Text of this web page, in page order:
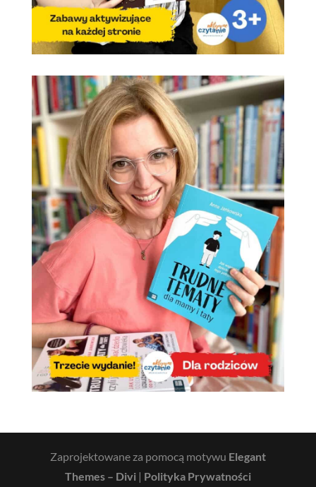
Zaprojektowane za pomocą motywu Elegant
Themes – Divi | Polityka Prywatności